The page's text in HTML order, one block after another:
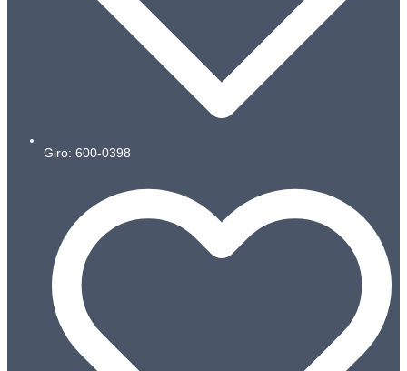
Giro: 600-0398